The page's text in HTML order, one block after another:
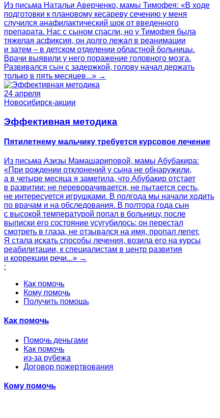
Из письма Натальи Аверченко, мамы Тимофея: «В ходе
подготовки к плановому кесареву сечению у меня
случился анафилактический шок от введенного
препарата. Нас с сыном спасли, но у Тимофея была
тяжелая асфиксия, он долго лежал в реанимации
и затем – в детском отделении областной больницы.
Врачи выявили у него поражение головного мозга.
Развивался сын с задержкой, голову начал держать
только в пять месяцев...» →
24 апреля
Новосибирск-акции
Эффективная методика
Пятилетнему мальчику требуется курсовое лечение
Из письма Азизы Мамашариповой, мамы Абубакира:
«При рождении отклонений у сына не обнаружили,
а в четыре месяца я заметила, что Абубакир отстает
в развитии: не переворачивается, не пытается сесть,
не интересуется игрушками. В полгода мы начали ходить
по врачам и на обследования. В полтора года сын
с высокой температурой попал в больницу, после
выписки его состояние усугубилось: он перестал
смотреть в глаза, не отзывался на имя, пропал лепет.
Я стала искать способы лечения, возила его на курсы
реабилитации, к специалистам в центр развития
и коррекции речи...» →
;
Как помочь
Кому помочь
Получить помощь
Как помочь
Помочь деньгами
Как помочь
из-за рубежа
Договор пожертвования
Кому помочь